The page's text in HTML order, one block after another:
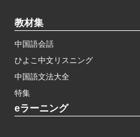
教材集
中国語会話
ひよこ中文リスニング
中国語文法大全
特集
eラーニング